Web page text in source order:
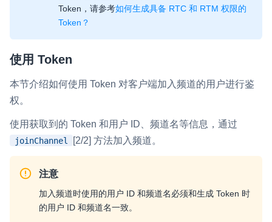
Token，请参考如何生成具备 RTC 和 RTM 权限的
Token？
使用 Token
本节介绍如何使用 Token 对客户端加入频道的用户进行鉴
权。
使用获取到的 Token 和用户 ID、频道名等信息，通过
joinChannel [2/2] 方法加入频道。
注意
加入频道时使用的用户 ID 和频道名必须和生成 Token 时
的用户 ID 和频道名一致。